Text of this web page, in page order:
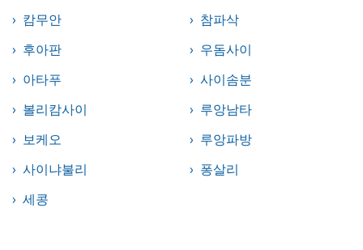
캄무안
참파삭
후아판
우돔사이
아타푸
사이솜분
볼리캄사이
루앙남타
보케오
루앙파방
사이냐불리
퐁살리
세콩